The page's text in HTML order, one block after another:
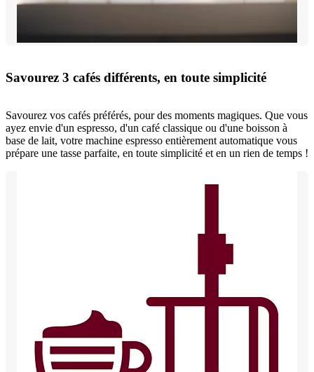
Savourez 3 cafés différents, en toute simplicité
Savourez vos cafés préférés, pour des moments magiques. Que vous
ayez envie d'un espresso, d'un café classique ou d'une boisson à
base de lait, votre machine espresso entièrement automatique vous
prépare une tasse parfaite, en toute simplicité et en un rien de temps !